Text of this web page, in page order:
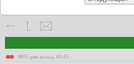
9853 дня назад, 03:53